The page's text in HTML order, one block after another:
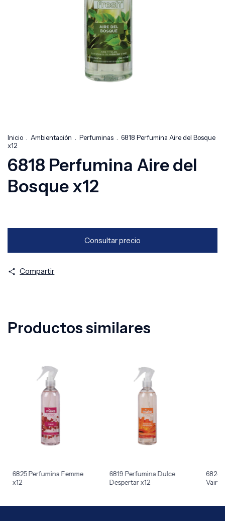
Inicio Ambientación Perfuminas
6818 Perfumina Aire del Bosque
x12
6818 Perfumina Aire del
Bosque x12
Compartir
Productos similares
6825 Perfumina Femme
x12
6819 Perfumina Dulce
Despertar x12
6824